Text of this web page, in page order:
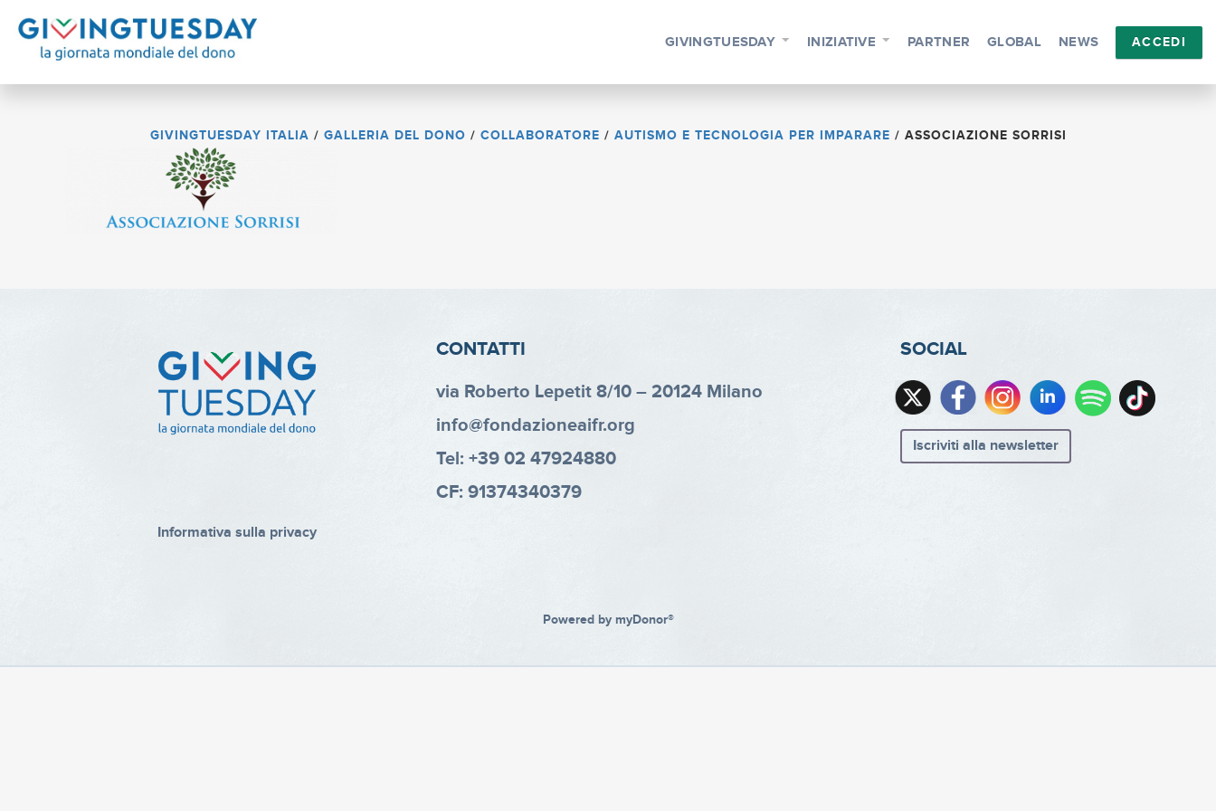
GIVINGTUESDAY INIZIATIVE PARTNER GLOBAL NEWS ACCEDI
GIVINGTUESDAY ITALIA / GALLERIA DEL DONO / COLLABORATORE / AUTISMO E TECNOLOGIA PER IMPARARE / ASSOCIAZIONE SORRISI
Informativa sulla privacy
CONTATTI
via Roberto Lepetit 8/10 – 20124 Milano
info@fondazioneaifr.org
Tel: +39 02 47924880
CF: 91374340379
SOCIAL
Iscriviti alla newsletter
Powered by myDonor®